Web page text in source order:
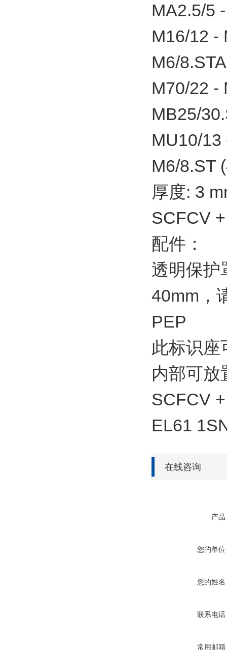
MA2.5/5
M16/12 -
M6/
M70/22 -
MB25/
MU10/13
M6/8.ST
厚度: 3
SCFCV
配件：
透明保护
40mm，
PEP
此标识座
内部可放
SCFCV
EL61
在线咨询
产品
您的单位
您的姓名
联系电话
常用邮箱